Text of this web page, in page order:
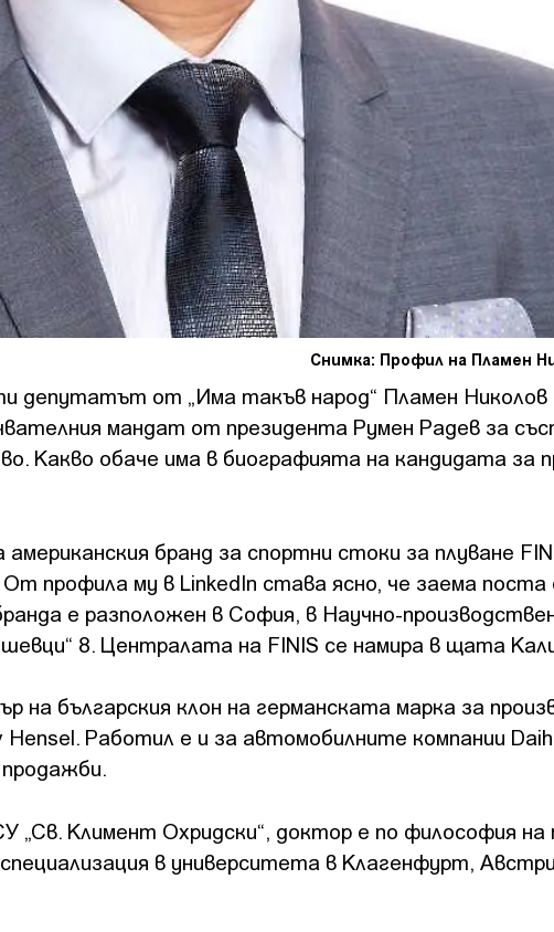
Снимка: Профил на Пламен
депутатът от „Има такъв народ“ Пламен Николов
мандат от президента Румен Радев за
Какво обаче има в биографията на кандидата за
бранд за спортни стоки за плуване
профила му в LinkedIn става ясно, че заема поста
е разположен в София, в Научно-
8. Централата на FINIS се намира в щата
на българския клон на германската марка за
Работил е и за автомобилните компании
„Св. Климент Охридски“, доктор е по философия на
в университета в Клагенфурт,